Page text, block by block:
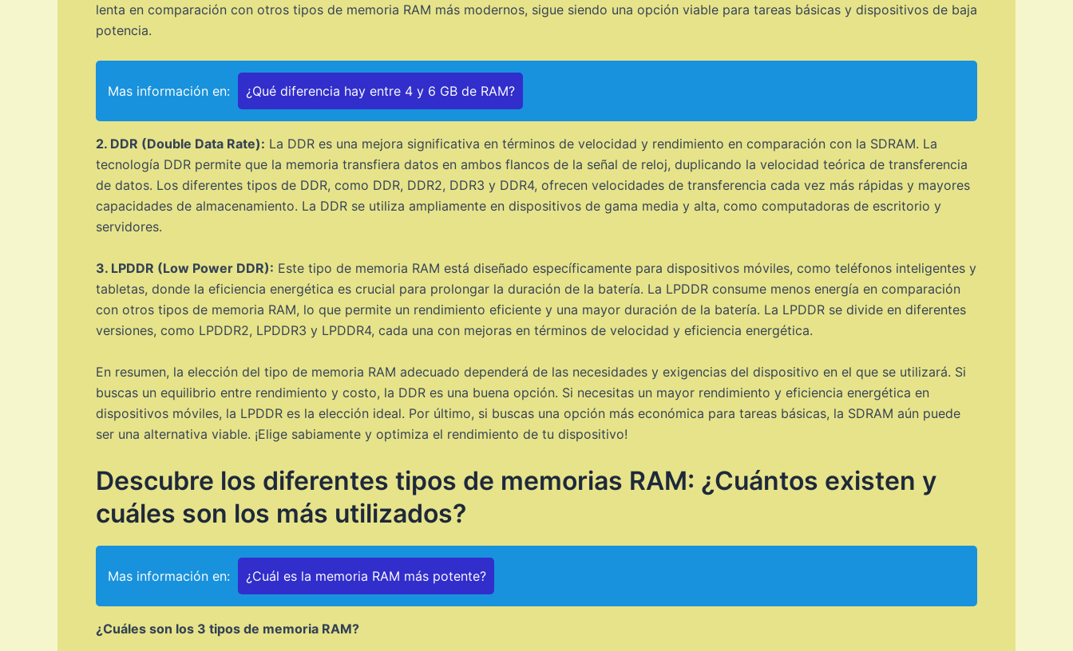
lenta en comparación con otros tipos de memoria RAM más modernos, sigue siendo una opción viable para tareas básicas y dispositivos de baja
potencia.
Mas información en: ¿Qué diferencia hay entre 4 y 6 GB de RAM?
2. DDR (Double Data Rate): La DDR es una mejora significativa en términos de velocidad y rendimiento en comparación con la SDRAM. La
tecnología DDR permite que la memoria transfiera datos en ambos flancos de la señal de reloj, duplicando la velocidad teórica de transferencia
de datos. Los diferentes tipos de DDR, como DDR, DDR2, DDR3 y DDR4, ofrecen velocidades de transferencia cada vez más rápidas y mayores
capacidades de almacenamiento. La DDR se utiliza ampliamente en dispositivos de gama media y alta, como computadoras de escritorio y
servidores.
3. LPDDR (Low Power DDR): Este tipo de memoria RAM está diseñado específicamente para dispositivos móviles, como teléfonos inteligentes y
tabletas, donde la eficiencia energética es crucial para prolongar la duración de la batería. La LPDDR consume menos energía en comparación
con otros tipos de memoria RAM, lo que permite un rendimiento eficiente y una mayor duración de la batería. La LPDDR se divide en diferentes
versiones, como LPDDR2, LPDDR3 y LPDDR4, cada una con mejoras en términos de velocidad y eficiencia energética.
En resumen, la elección del tipo de memoria RAM adecuado dependerá de las necesidades y exigencias del dispositivo en el que se utilizará. Si
buscas un equilibrio entre rendimiento y costo, la DDR es una buena opción. Si necesitas un mayor rendimiento y eficiencia energética en
dispositivos móviles, la LPDDR es la elección ideal. Por último, si buscas una opción más económica para tareas básicas, la SDRAM aún puede
ser una alternativa viable. ¡Elige sabiamente y optimiza el rendimiento de tu dispositivo!
Descubre los diferentes tipos de memorias RAM: ¿Cuántos existen y
cuáles son los más utilizados?
Mas información en: ¿Cuál es la memoria RAM más potente?
¿Cuáles son los 3 tipos de memoria RAM?